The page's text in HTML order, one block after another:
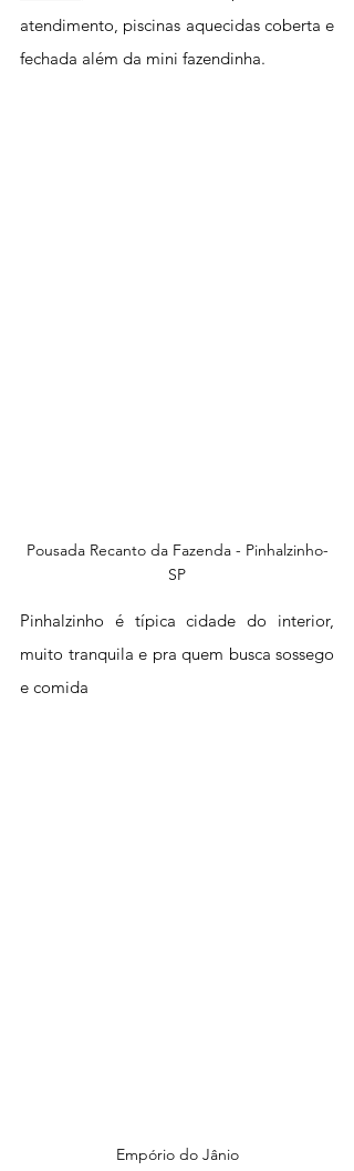
atendimento, piscinas aquecidas coberta e
fechada além da mini fazendinha.
Pousada Recanto da Fazenda - Pinhalzinho-
SP
Pinhalzinho é típica cidade do interior,
muito tranquila e pra quem busca sossego
e comida
Empório do Jânio